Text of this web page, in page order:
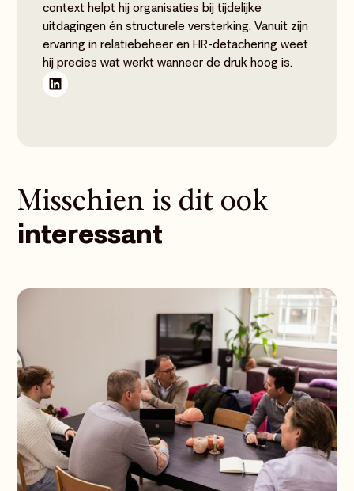
context helpt hij organisaties bij tijdelijke
uitdagingen én structurele versterking. Vanuit zijn
ervaring in relatiebeheer en HR-detachering weet
hij precies wat werkt wanneer de druk hoog is.
Misschien is dit ook
interessant